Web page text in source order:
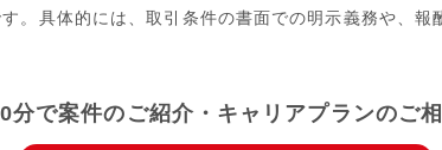
。具体的には、取引条件の書面での明示義務や、報
分で案件のご紹介・キャリアプランのご